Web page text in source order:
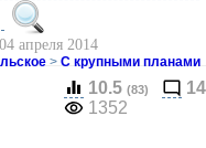
апреля 2014
> С крупными планами
10.5 (83)
14
1352